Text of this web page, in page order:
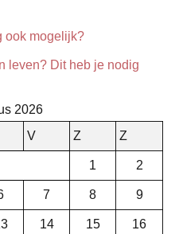
ook mogelijk?
leven? Dit heb je nodig
2026
V Z Z
1 2
7 8 9
14 15 16